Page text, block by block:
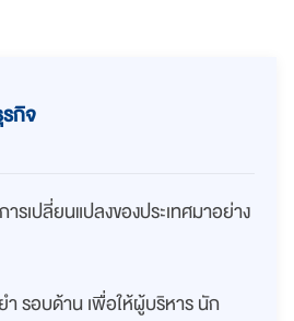
กิจ
รเปลี่ยนแปลงของประเทศมาอย่าง
รอบด้าน เพื่อให้ผู้บริหาร นัก